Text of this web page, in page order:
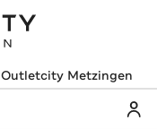
Outletcity Metzingen